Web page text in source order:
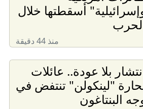
أسقطتها خلال
منذ 44 دقيقة
بلا عودة.. عائلات
"لينكولن" تنتفض في
البنتاغون